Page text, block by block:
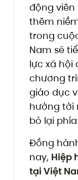
động
thêm
trong
Nam sẽ
lực xã hội
chương
giáo dục
hướng tới
bỏ lại phía
Đồng
nay, Hiệp
tại Việt